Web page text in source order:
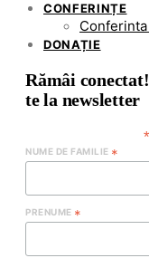
CONFERINȚE
DONAȚIE
Rămâi
te la newsletter
*
NUME DE FAMILIE *
PRENUME *